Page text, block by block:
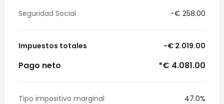
Seguridad Social -€ 258.00
Impuestos totales -€ 2.019.00
Pago neto *€ 4.081.00
Tipo impositivo marginal
47.0%